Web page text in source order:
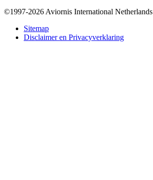
Bottom
©1997-2026 Aviornis International Netherlands
Sitemap
Disclaimer en Privacyverklaring